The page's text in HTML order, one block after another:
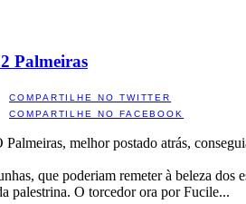
Palmeiras
COMPARTILHE NO TWITTER
COMPARTILHE NO FACEBOOK
melhor postado atrás,
que poderiam remeter à beleza
palestrina. O torcedor ora por Fucile...